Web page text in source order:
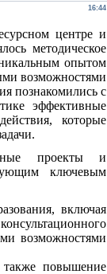
16:44
центре и
методическое
опытом
возможностями
познакомились с
эффективные
которые
проекты и
ключевым
включая
возможностями
также повышение